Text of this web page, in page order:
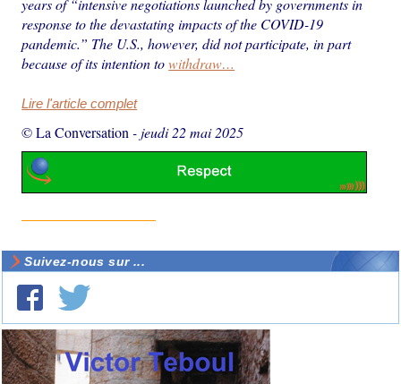
years of “intensive negotiations launched by governments in
response to the devastating impacts of the COVID-19
pandemic.” The U.S., however, did not participate, in part
because of its intention towithdraw…
Lire l'article complet
© La Conversation - jeudi 22 mai 2025
Suivez-nous sur ...